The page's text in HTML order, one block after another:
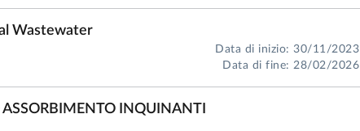
Wastewater
Data di inizio: 30/11/2023
Data di fine: 28/02/2026
INQUINANTI